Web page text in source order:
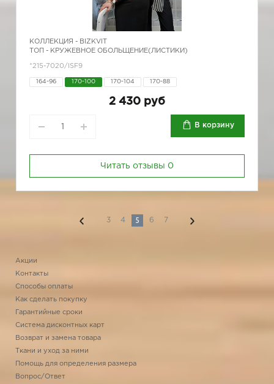
КОЛЛЕКЦИЯ - BIZKVIT
ТОП - КРУЖЕВНОЕ ОБОЛЬЩЕНИЕ(ЛИСТИКИ)
*215-7020/ISF9
164-96 170-100 170-104 170-88
2 430 руб
В корзину
Читать отзывы 0
3 4 5 6 7
Акции
Контакты
Способы оплаты
Как сделать покупку
Гарантийные сроки
Система дисконтных карт
Возврат и замена товара
Ткани и уход за ними
Помощь для определения размера
Вопрос/Ответ